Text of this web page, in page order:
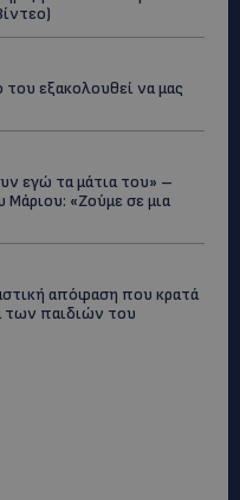
εξακολουθεί να μας
εγώ τα μάτια του» –
Μάριου: «Ζούμε σε μια
απόφαση που κρατά
των παιδιών του